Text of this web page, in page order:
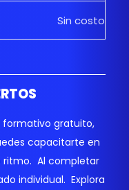
Sin costo
formativo gratuito,
capacitarte en
ritmo. Al completar
individual. Explora